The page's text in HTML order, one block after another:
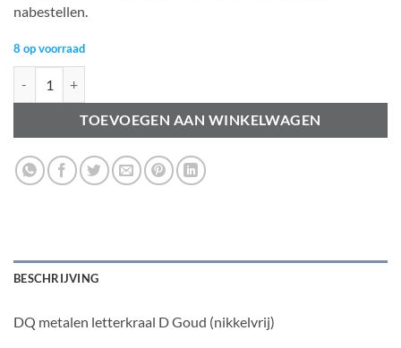
nabestellen.
8 op voorraad
TOEVOEGEN AAN WINKELWAGEN
BESCHRIJVING
DQ metalen letterkraal D Goud (nikkelvrij)